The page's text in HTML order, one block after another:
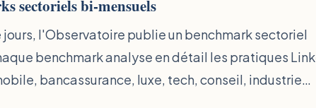
sectoriels bi-mensuels
jours, l'Observatoire publie un benchmark sectoriel
benchmark analyse en détail les pratiques
bancassurance, luxe, tech, conseil, industrie…